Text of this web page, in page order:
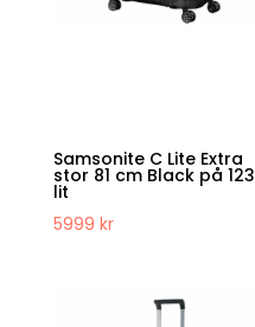
Samsonite C Lite Extra
stor 81 cm Black på 123
lit
5999 kr